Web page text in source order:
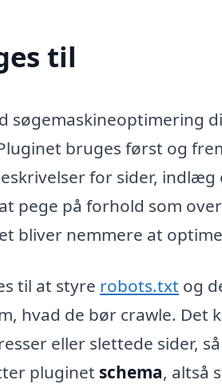
til
bruges først og
for sider, indlæg
pege på forhold som
bliver nemmere at
til at styre robots.txt og
hvad de bør crawle. Det
eller slettede sider,
pluginet schema, altså